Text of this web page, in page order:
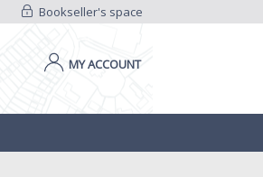
Bookseller's space
MY ACCOUNT